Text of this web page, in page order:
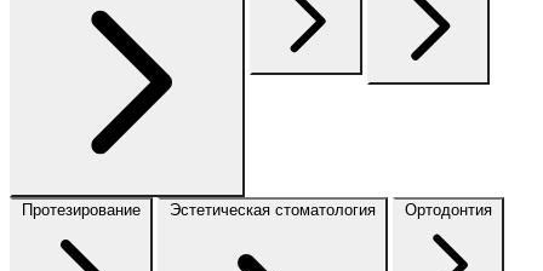
Протезирование Эстетическая стоматология Ортодонтия